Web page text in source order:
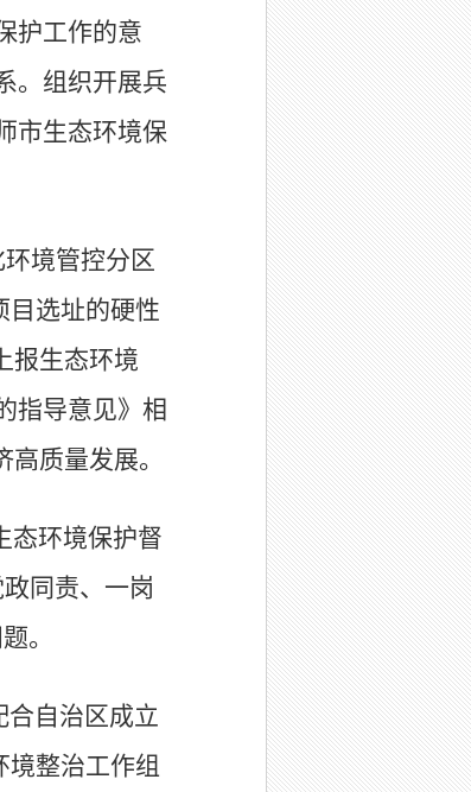
护工作的意
。组织开展兵
市生态环境保
境管控分区
目选址的硬性
报生态环境
指导意见》相
质量发展。
态环境保护督
政同责、一岗
。
自治区成立
境整治工作组